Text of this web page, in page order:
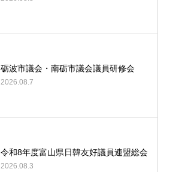
砺波市議会・南砺市議会議員研修会
2026.08.7
令和8年度富山県日韓友好議員連盟総会
2026.08.3